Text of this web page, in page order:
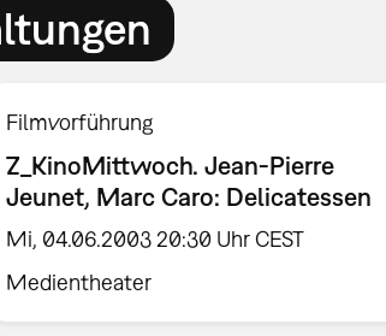
Filmvorführung
Z_KinoMittwoch. Jean-Pierre
Jeunet, Marc Caro: Delicatessen
Mi, 04.06.2003 20:30 Uhr CEST
Medientheater